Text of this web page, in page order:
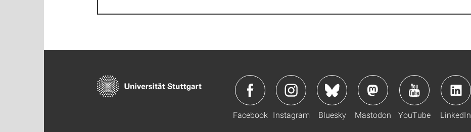
Facebook Instagram Bluesky Mastodon YouTube LinkedIn